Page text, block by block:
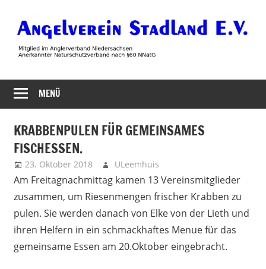
Inhalt
springen
Angelverein
Stadland
MENÜ
KRABBENPULEN FÜR GEMEINSAMES
FISCHESSEN.
23. Oktober 2018 ULeemhuis
Am Freitagnachmittag kamen 13 Vereinsmitglieder
zusammen, um Riesenmengen frischer Krabben zu
pulen. Sie werden danach von Elke von der Lieth und
ihren Helfern in ein schmackhaftes Menue für das
gemeinsame Essen am 20.Oktober eingebracht.